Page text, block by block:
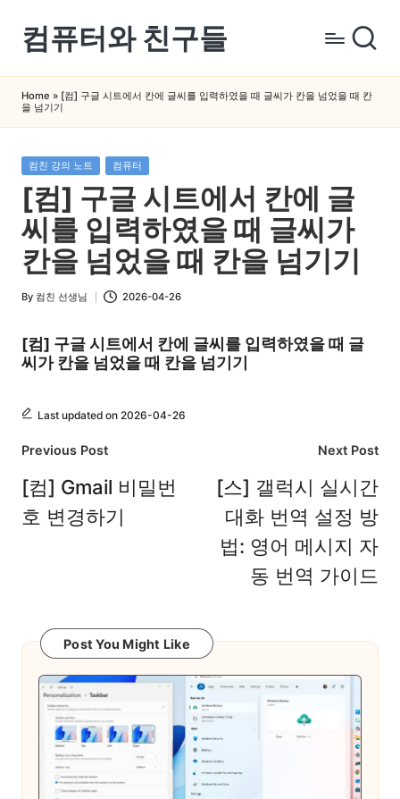
Skip
content
컴퓨터와 친구들
퓨
터
스
마
트
폰
을
쉽
게
우
는
Home » [컴] 구글 시트에서 칸에 글씨를 입력하였을 때 글씨가 칸을 넘었을 때 칸
을 넘기기
Posted
in
컴친 강의 노트 컴퓨터
[컴] 구글 시트에서 칸에 글
씨를 입력하였을 때 글씨가
칸을 넘었을 때 칸을 넘기기
Posted
By 컴친 선생님 2026-04-26
[컴] 구글 시트에서 칸에 글씨를 입력하였을 때 글
씨가 칸을 넘었을 때 칸을 넘기기
Last updated on 2026-04-26
Post
navigation
Previous Post
[컴] Gmail 비밀번
호 변경하기
Next Post
[스] 갤럭시 실시간
대화 번역 설정 방
법: 영어 메시지 자
동 번역 가이드
Post You Might Like